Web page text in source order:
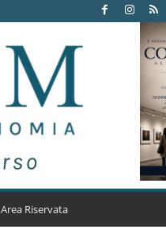
Area Riservata